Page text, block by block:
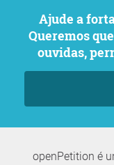
Ajude a fortalecer a participação cívica.
Queremos
ouvidas,
openPetition é